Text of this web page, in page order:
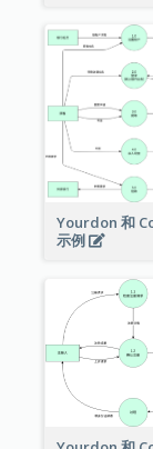
Yourdon 和
示例